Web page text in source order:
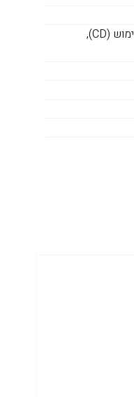
כבל VGA, מכשיר עיקרי, כבל חשמלי, מדריך להתחלה מהירה, שלט רחוק כולל סוללות, הוראות שימוש (CD),